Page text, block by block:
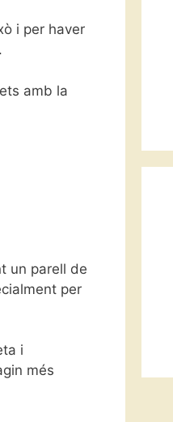
i per haver
amb la
un parell de
per
i
més